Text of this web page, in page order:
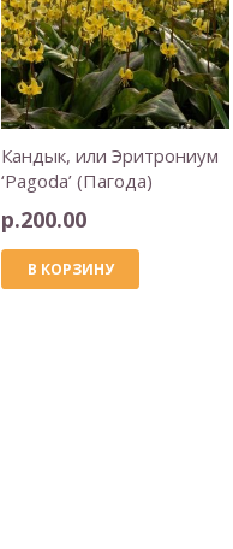
Кандык, или Эритрониум
‘Pagoda’ (Пагода)
р.200.00
В КОРЗИНУ